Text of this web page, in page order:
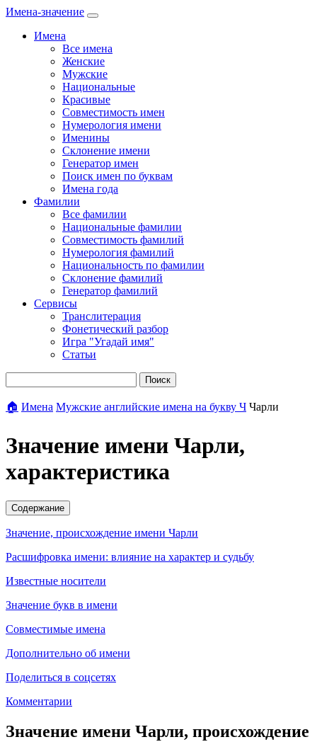
Имена-значение
Имена
Все имена
Женские
Мужские
Национальные
Красивые
Совместимость имен
Нумерология имени
Именины
Склонение имени
Генератор имен
Поиск имен по буквам
Имена года
Фамилии
Все фамилии
Национальные фамилии
Совместимость фамилий
Нумерология фамилий
Национальность по фамилии
Склонение фамилий
Генератор фамилий
Сервисы
Транслитерация
Фонетический разбор
Игра "Угадай имя"
Статьи
Поиск
🏠 Имена Мужские английские имена на букву Ч Чарли
Значение имени Чарли,
характеристика
Содержание
Значение, происхождение имени Чарли
Расшифровка имени: влияние на характер и судьбу
Известные носители
Значение букв в имени
Совместимые имена
Дополнительно об имени
Поделиться в соцсетях
Комментарии
Значение имени Чарли, происхождение